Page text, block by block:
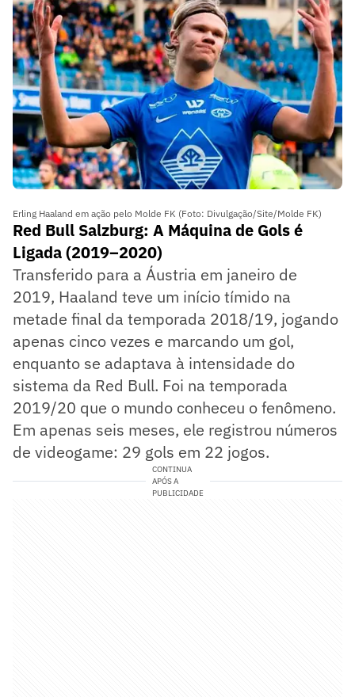
Erling Haaland em ação pelo Molde FK (Foto: Divulgação/Site/Molde FK)
Red Bull Salzburg: A Máquina de Gols é
Ligada (2019–2020)
Transferido para a Áustria em janeiro de
2019, Haaland teve um início tímido na
metade final da temporada 2018/19, jogando
apenas cinco vezes e marcando um gol,
enquanto se adaptava à intensidade do
sistema da Red Bull. Foi na temporada
2019/20 que o mundo conheceu o fenômeno.
Em apenas seis meses, ele registrou números
de videogame: 29 gols em 22 jogos.
CONTINUA
APÓS A
PUBLICIDADE